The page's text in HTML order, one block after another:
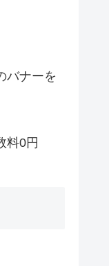
バナーを
料0円